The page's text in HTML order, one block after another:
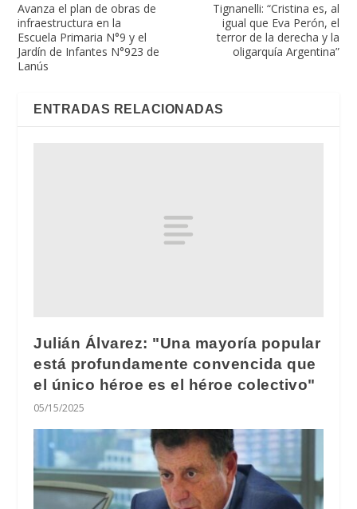
Avanza el plan de obras de
infraestructura en la
Escuela Primaria N°9 y el
Jardín de Infantes N°923 de
Lanús
Tignanelli: “Cristina es, al
igual que Eva Perón, el
terror de la derecha y la
oligarquía Argentina”
ENTRADAS RELACIONADAS
Julián Álvarez: "Una mayoría popular
está profundamente convencida que
el único héroe es el héroe colectivo"
05/15/2025